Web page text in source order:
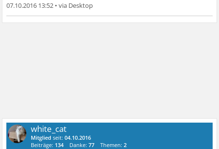
07.10.2016 13:52 •
white_cat
Mitglied seit:04.10.2016
Beiträge: 134 Danke:77 Themen:2